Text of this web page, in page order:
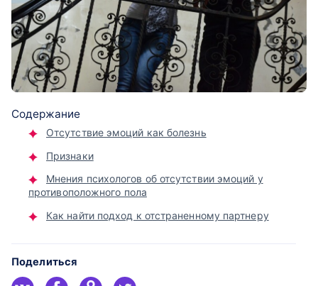
Содержание
Отсутствие эмоций как болезнь
Признаки
Мнения психологов об отсутствии эмоций у
противоположного пола
Как найти подход к отстраненному партнеру
Поделиться